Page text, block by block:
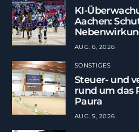
KI-
Aachen:
AUG. 6, 2026
SONSTIGES
Steuer- und
rund um das
Paura
AUG. 5, 2026